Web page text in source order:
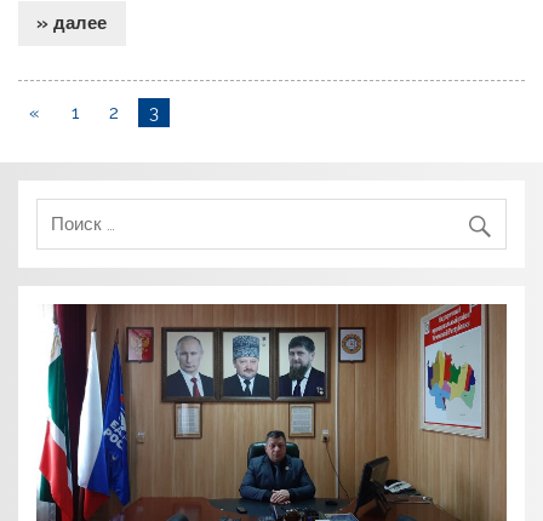
» далее
« 1 2 3